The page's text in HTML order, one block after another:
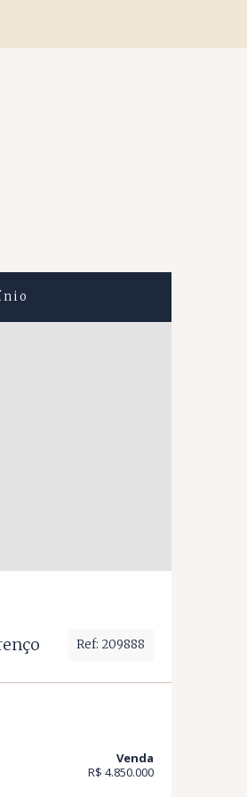
Ref: 209888
Venda
R$ 4.850.000